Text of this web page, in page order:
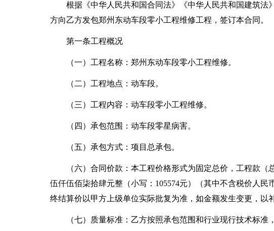
根据《中华人民共和国合同法》《中华人民共和国建筑法
方向乙方发包郑州东动车段零小工程维修工程，签订本合同。
第一条工程概况
（一）工程名称：郑州东动车段零小工程维修。
（二）工程地点：动车段。
（三）工程内容：动车段零小工程维修。
（四）承包范围：动车段零星病害。
（五）承包方式：项目总承包。
（六）合同价款：本工程价格形式为固定总价，工程款
伍仟伍佰柒拾肆元整（小写：105574元）（其中不含税价人民
终结算价以甲方上级单位实际批复为准，如金额发生变更，以
（七）质量标准：乙方按照承包范围和行业现行技术标准